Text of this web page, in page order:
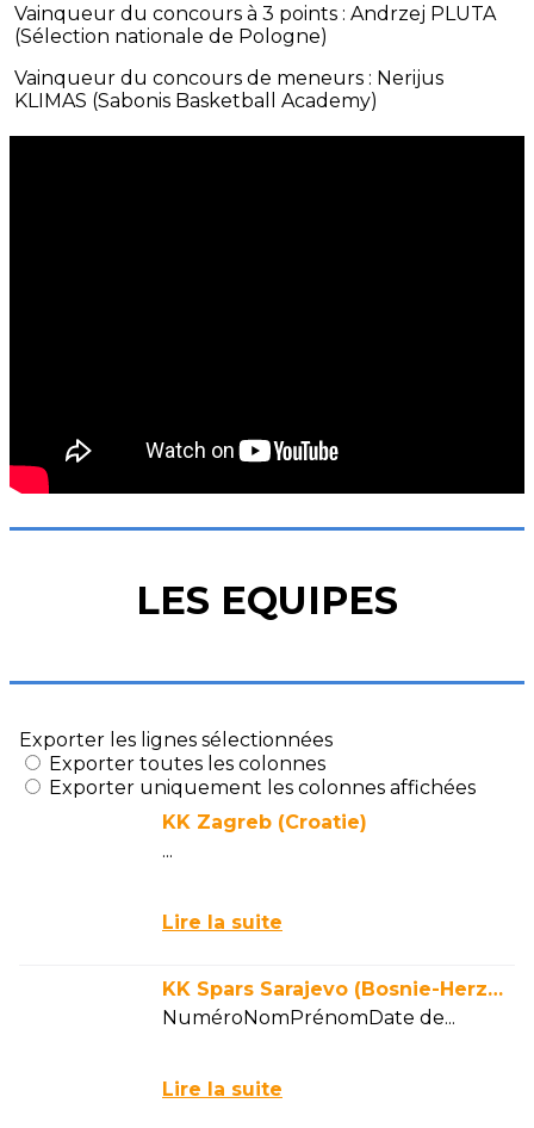
Vainqueur du concours à 3 points : Andrzej PLUTA
(Sélection nationale de Pologne)
Vainqueur du concours de meneurs : Nerijus
KLIMAS (Sabonis Basketball Academy)
LES EQUIPES